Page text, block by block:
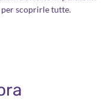
scoprirle tutte.